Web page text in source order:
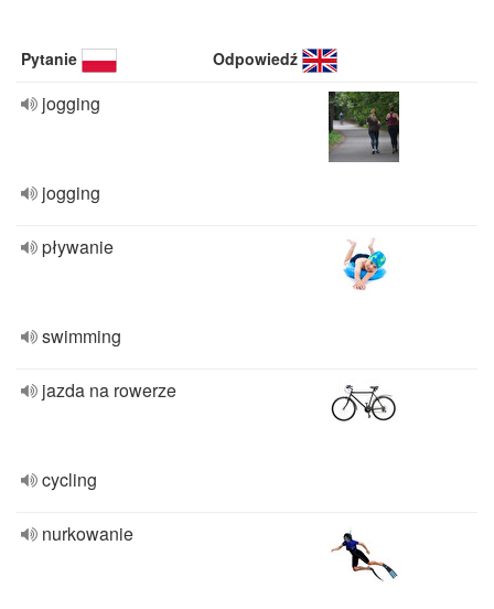
Pytanie Odpowiedź
jogging
jogging
pływanie
swimming
jazda na rowerze
cycling
nurkowanie